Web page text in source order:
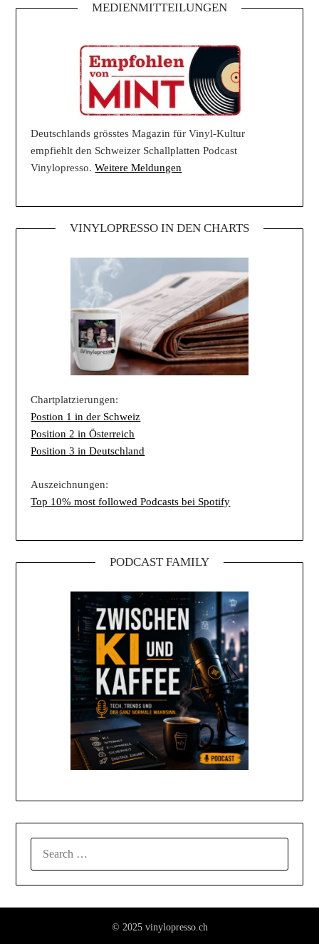
MEDIENMITTEILUNGEN
Deutschlands grösstes Magazin für Vinyl-Kultur
empfiehlt den Schweizer Schallplatten Podcast
Vinylopresso.Weitere Meldungen
VINYLOPRESSO IN DEN CHARTS
Chartplatzierungen:
Postion 1 in der Schweiz
Position 2 in Österreich
Position 3 in Deutschland
Auszeichnungen:
Top 10% most followed Podcasts bei Spotify
PODCAST FAMILY
© 2025 vinylopresso.ch